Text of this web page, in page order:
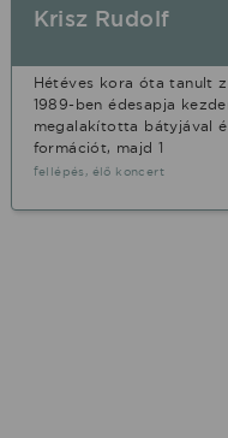
Krisz Rudolf
Hétéves kora óta tanult
1989-ben édesapja
megalakította bátyjával
formációt, majd 1
fellépés, élő koncert